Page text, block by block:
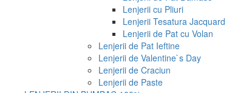
Lenjerii cu Pliuri
Lenjerii Tesatura Jacquard
Lenjerii de Pat cu Volan
Lenjerii de Pat Ieftine
Lenjerii de Valentine`s Day
Lenjerii de Craciun
Lenjerii de Paste